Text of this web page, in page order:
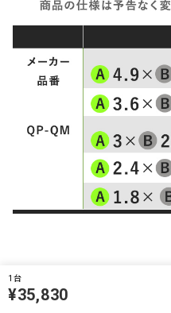
1台
¥35,830